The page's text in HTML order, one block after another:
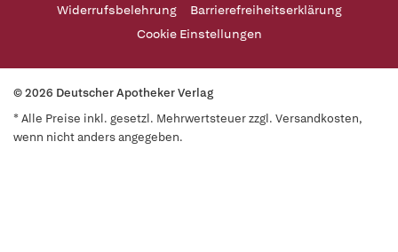
Widerrufsbelehrung
Barrierefreiheitserklärung
Cookie Einstellungen
© 2026 Deutscher Apotheker Verlag
* Alle Preise inkl. gesetzl. Mehrwertsteuer zzgl. Versandkosten,
wenn nicht anders angegeben.